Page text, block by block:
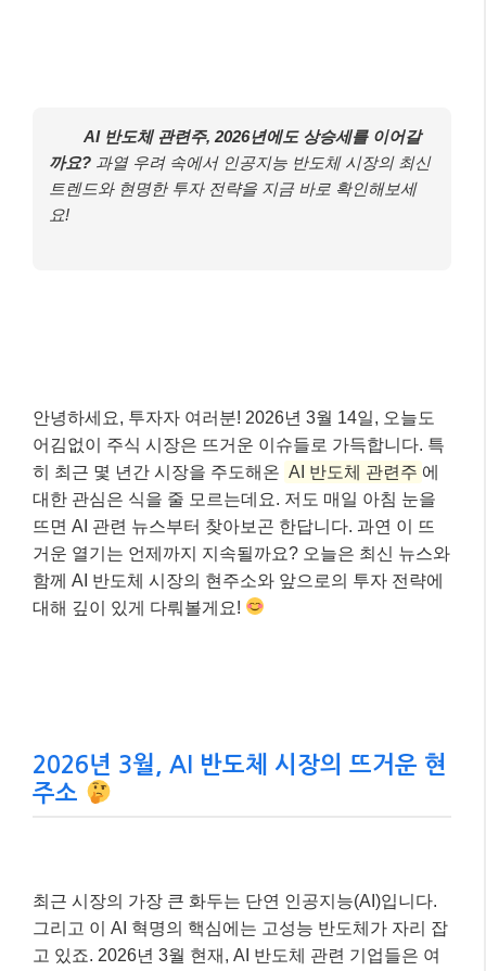
AI 반도체 관련주, 2026년에도 상승세를 이어갈
까요? 과열 우려 속에서 인공지능 반도체 시장의 최신
트렌드와 현명한 투자 전략을 지금 바로 확인해보세
요!
안녕하세요, 투자자 여러분! 2026년 3월 14일, 오늘도
어김없이 주식 시장은 뜨거운 이슈들로 가득합니다. 특
히 최근 몇 년간 시장을 주도해온 AI 반도체 관련주 에
대한 관심은 식을 줄 모르는데요. 저도 매일 아침 눈을
뜨면 AI 관련 뉴스부터 찾아보곤 한답니다. 과연 이 뜨
거운 열기는 언제까지 지속될까요? 오늘은 최신 뉴스와
함께 AI 반도체 시장의 현주소와 앞으로의 투자 전략에
대해 깊이 있게 다뤄볼게요!
2026년 3월, AI 반도체 시장의 뜨거운 현
주소
최근 시장의 가장 큰 화두는 단연 인공지능(AI)입니다.
그리고 이 AI 혁명의 핵심에는 고성능 반도체가 자리 잡
고 있죠. 2026년 3월 현재, AI 반도체 관련 기업들은 여